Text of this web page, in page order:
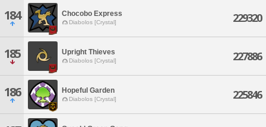
184 Chocobo Express
Diabolos [Crystal] 229320
185 Upright Thieves
Diabolos [Crystal] 227886
186 Hopeful Garden
Diabolos [Crystal] 225846